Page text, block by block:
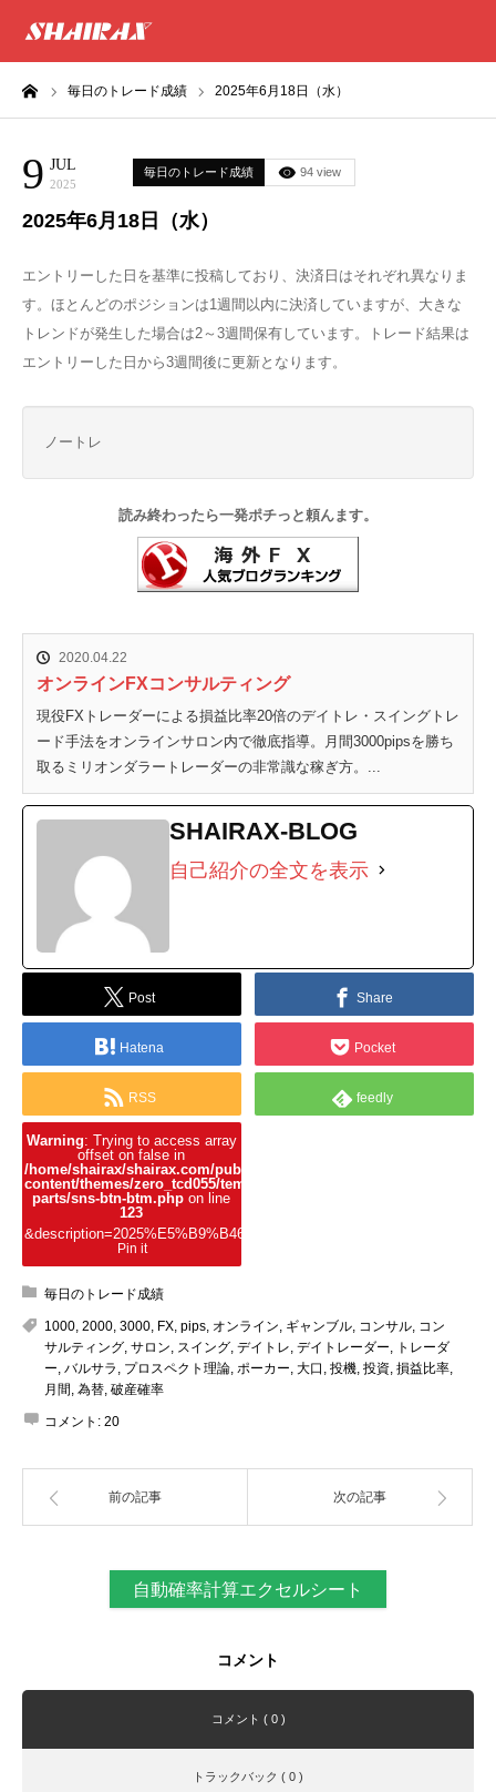
毎日のトレード成績 2025年6月18日（水）
9 JUL
2025
毎日のトレード成績 94 view
2025年6月18日（水）
エントリーした日を基準に投稿しており、決済日はそれぞれ異なりま
す。ほとんどのポジションは1週間以内に決済していますが、大きな
トレンドが発生した場合は2～3週間保有しています。トレード結果は
エントリーした日から3週間後に更新となります。
ノートレ
読み終わったら一発ポチっと頼んます。
2020.04.22
オンラインFXコンサルティング
現役FXトレーダーによる損益比率20倍のデイトレ・スイングトレ
ード手法をオンラインサロン内で徹底指導。月間3000pipsを勝ち
取るミリオンダラートレーダーの非常識な稼ぎ方。...
SHAIRAX-BLOG
自己紹介の全文を表示
Post Share
Hatena Pocket
RSS feedly
Warning: Trying to access array
offset on false in
/home/shairax/shairax.com/public_html/wp-
content/themes/zero_tcd055/template-
parts/sns-btn-btm.php on line
123
Pin it
毎日のトレード成績
1000, 2000, 3000, FX, pips, オンライン, ギャンブル, コンサル, コン
サルティング, サロン, スイング, デイトレ, デイトレーダー, トレーダ
ー, バルサラ , プロスペクト理論, ポーカー, 大口 , 投機, 投資, 損益比率,
月間, 為替, 破産確率
コメント: 20
前の記事 次の記事
自動確率計算エクセルシート
コメント
コメント ( 0 )
トラックバック ( 0 )
HOME
RESULT
SUCCESS
CONSULTING
NEWS